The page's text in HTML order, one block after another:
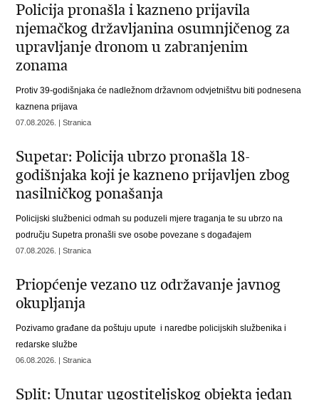
Policija pronašla i kazneno prijavila
njemačkog državljanina osumnjičenog za
upravljanje dronom u zabranjenim
zonama
Protiv 39-godišnjaka će nadležnom državnom odvjetništvu biti podnesena
kaznena prijava
07.08.2026. | Stranica
Supetar: Policija ubrzo pronašla 18-
godišnjaka koji je kazneno prijavljen zbog
nasilničkog ponašanja
Policijski službenici odmah su poduzeli mjere traganja te su ubrzo na
području Supetra pronašli sve osobe povezane s događajem
07.08.2026. | Stranica
Priopćenje vezano uz održavanje javnog
okupljanja
Pozivamo građane da poštuju upute i naredbe policijskih službenika i
redarske službe
06.08.2026. | Stranica
Split: Unutar ugostiteljskog objekta jedan